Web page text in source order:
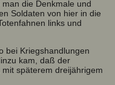
die Denkmale und
Soldaten von hier in die
links und
bei Kriegshandlungen
kam, daß der
späterem dreijährigem